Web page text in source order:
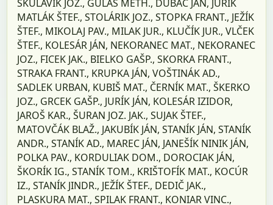
ŠKULAVÍK JOZ., GULAŠ METH., DUBAČ JÁN, JURÍK
MATLÁK ŠTEF., STOLÁRIK JOZ., STOPKA FRANT., JEŽÍK
ŠTEF., MIKOLAJ PAV., MILAK JUR., KLUČÍK JUR., VLČEK
ŠTEF., KOLESÁR JÁN, NEKORANEC MAT., NEKORANEC
JOZ., FICEK JAK., BIELKO GAŠP., SKORKA FRANT.,
STRAKA FRANT., KRUPKA JÁN, VOŠTINÁK AD.,
SADLEK URBAN, KUBIŠ MAT., ČERNÍK MAT., ŠKERKO
JOZ., GRCEK GAŠP., JURÍK JÁN, KOLESÁR IZIDOR,
JAROŠ KAR., ŠURAN JOZ. JAK., SUJAK ŠTEF.,
MATOVČÁK BLAŽ., JAKUBÍK JÁN, STANÍK JÁN, STANÍK
ANDR., STANÍK AD., MAREC JÁN, JANEŠÍK NINIK JÁN,
POLKA PAV., KORDULIAK DOM., DOROCIAK JÁN,
ŠKORÍK IG., STANÍK TOM., KRIŠTOFÍK MAT., KOCÚR
IZ., STANÍK JINDR., JEŽÍK ŠTEF., DEDIČ JAK.,
PLASKURA MAT., SPILAK FRANT., KONIAR VINC.,